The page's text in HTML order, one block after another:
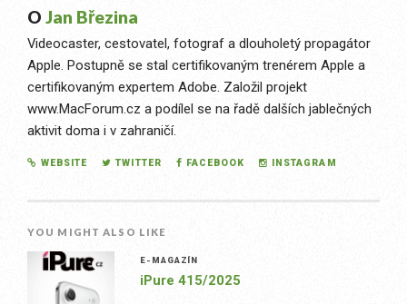
O Jan Březina
Videocaster, cestovatel, fotograf a dlouholetý propagátor
Apple. Postupně se stal certifikovaným trenérem Apple a
certifikovaným expertem Adobe. Založil projekt
www.MacForum.cz a podílel se na řadě dalších jablečných
aktivit doma i v zahraničí.
WEBSITE TWITTER FACEBOOK INSTAGRAM
YOU MIGHT ALSO LIKE
E-MAGAZÍN
iPure 415/2025